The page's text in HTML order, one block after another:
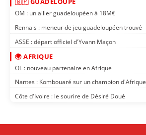
OM : un ailier guadeloupéen à 18M€
Rennais : meneur de jeu guadeloupéen trouvé
ASSE : départ officiel d'Yvann Maçon
🌍 AFRIQUE
OL : nouveau partenaire en Afrique
Nantes : Kombouaré sur un champion d'Afrique
Côte d'Ivoire : le sourire de Désiré Doué